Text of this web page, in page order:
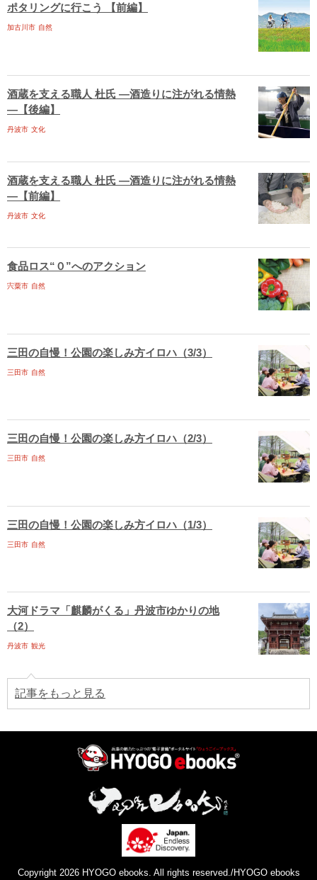
ポタリングに行こう 【前編】
加古川市 自然
酒蔵を支える職人 杜氏 ―酒造りに注がれる情熱
―【後編】
丹波市 文化
酒蔵を支える職人 杜氏 ―酒造りに注がれる情熱
―【前編】
丹波市 文化
食品ロス“０”へのアクション
宍粟市 自然
三田の自慢！公園の楽しみ方イロハ（3/3）
三田市 自然
三田の自慢！公園の楽しみ方イロハ（2/3）
三田市 自然
三田の自慢！公園の楽しみ方イロハ（1/3）
三田市 自然
大河ドラマ「麒麟がくる」丹波市ゆかりの地
（2）
丹波市 観光
記事をもっと見る
Copyright 2026 HYOGO ebooks. All rights reserved./HYOGO ebooks